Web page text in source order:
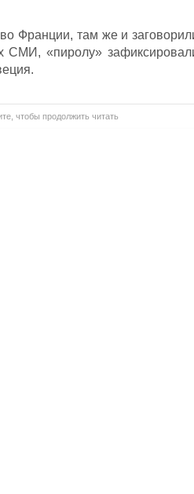
Франции, там же и
СМИ, «пиролу»
чтобы продолжить читать